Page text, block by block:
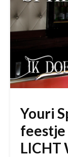
Youri
feestje
LICHT